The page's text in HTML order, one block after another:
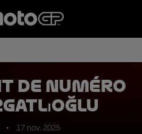
de numéro
17 nov. 2025